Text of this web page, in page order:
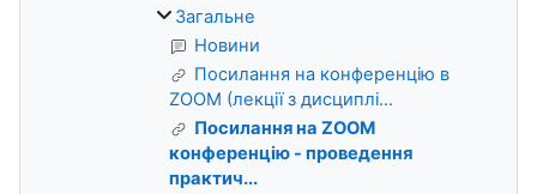
Загальне
Новини
Посилання на конференцію в
ZOOM (лекції з дисциплі...
Посилання на ZOOM
конференцію - проведення
практич...